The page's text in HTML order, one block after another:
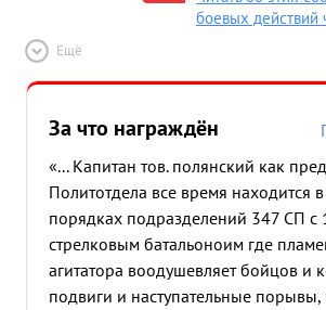
боевых действий
Ещё
За что награждён
«... Капитан тов. полянский как
Политотдела все время находится
порядках подразделений 347 СП с
стрелковым батальоноим где
агитатора воодушевляет бойцов и
подвиги и наступательные порывы,